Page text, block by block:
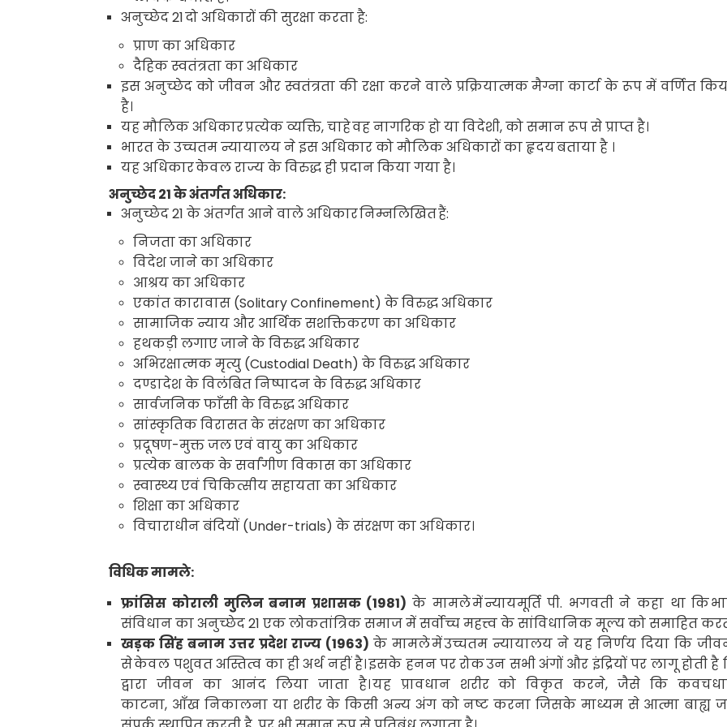
अनुच्छेद21दो अधिकारों की सुरक्षा करता है:
प्राण का अधिकार
दैहिक स्वतंत्रता का अधिकार
इस अनुच्छेद को जीवन और स्वतंत्रता की रक्षा करने वाले प्रक्रियात्मक मैग्ना कार्टा के रूप में वर्णित
है।
यह मौलिक अधिकारप्रत्येक व्यक्ति,चाहेवह नागरिक हो या विदेशी,को समान रूप से प्राप्त है।
भारत के उच्चतम न्यायालय ने इस अधिकार को मौलिक अधिकारों का हृदयबताया है ।
यह अधिकारकेवल राज्य के विरुद्ध ही प्रदान किया गया है।
अनुच्छेद21के अंतर्गत अधिकार:
अनुच्छेद21के अंतर्गत आने वाले अधिकारनिम्नलिखितहैं:
निजता का अधिकार
विदेश जाने का अधिकार
आश्रय का अधिकार
एकांत कारावास (Solitary Confinement)के विरुद्ध अधिकार
सामाजिक न्याय और आर्थिक सशक्तिकरण का अधिकार
हथकड़ी लगाए जाने के विरुद्ध अधिकार
अभिरक्षात्मक मृत्यु (Custodial Death)के विरुद्ध अधिकार
दण्डादेश के विलंबित निष्पादन के विरुद्ध अधिकार
सार्वजनिक फाँसी के विरुद्ध अधिकार
सांस्कृतिक विरासत के संरक्षण का अधिकार
प्रदूषण-मुक्त जल एवं वायु का अधिकार
प्रत्येक बालक के सर्वांगीण विकास का अधिकार
स्वास्थ्य एवं चिकित्सीय सहायता का अधिकार
शिक्षा का अधिकार
विचाराधीन बंदियों (Under-trials)के संरक्षण का अधिकार।
विधिक मामले:
फ्रांसिस कोराली मुलिन बनाम प्रशासक (1981)के मामलेमेंन्यायमूर्ति पी. भगवती ने कहा था कि
संविधान का अनुच्छेद21एक लोकतांत्रिक समाज में सर्वोच्च महत्त्व के सांविधानिक मूल्य को समाहित
खड़क सिंह बनाम उत्तर प्रदेश राज्य (1963)के मामलेमेंउच्चतम न्यायालय ने यह निर्णय दिया कि
सेकेवल पशुवत अस्तित्व का ही अर्थ नहीं है।इसके हनन पर रोकउन सभी अंगों और इंद्रियों पर लागू होती
द्वारा जीवन का आनंद लिया जाता है।यह प्रावधान शरीर को विकृत करने,जैसे कि
काटना, आँख निकालना या शरीर के किसी अन्य अंग को नष्ट करना जिसके माध्यम से आत्मा बाह्य